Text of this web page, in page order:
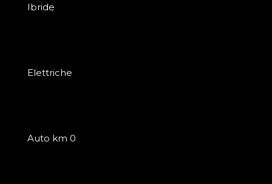
Ibride
Elettriche
Auto km 0